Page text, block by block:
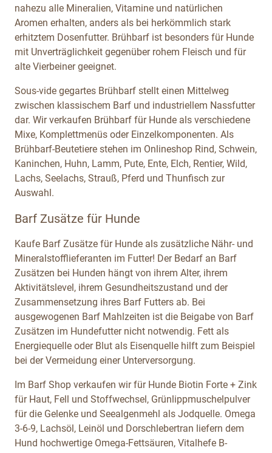
nahezu alle Mineralien, Vitamine und natürlichen
Aromen erhalten, anders als bei herkömmlich stark
erhitztem Dosenfutter. Brühbarf ist besonders für Hunde
mit Unverträglichkeit gegenüber rohem Fleisch und für
alte Vierbeiner geeignet.
Sous-vide gegartes Brühbarf stellt einen Mittelweg
zwischen klassischem Barf und industriellem Nassfutter
dar. Wir verkaufen Brühbarf für Hunde als verschiedene
Mixe, Komplettmenüs oder Einzelkomponenten. Als
Brühbarf-Beutetiere stehen im Onlineshop Rind, Schwein,
Kaninchen, Huhn, Lamm, Pute, Ente, Elch, Rentier, Wild,
Lachs, Seelachs, Strauß, Pferd und Thunfisch zur
Auswahl.
Barf Zusätze für Hunde
Kaufe Barf Zusätze für Hunde als zusätzliche Nähr- und
Mineralstofflieferanten im Futter! Der Bedarf an Barf
Zusätzen bei Hunden hängt von ihrem Alter, ihrem
Aktivitätslevel, ihrem Gesundheitszustand und der
Zusammensetzung ihres Barf Futters ab. Bei
ausgewogenen Barf Mahlzeiten ist die Beigabe von Barf
Zusätzen im Hundefutter nicht notwendig. Fett als
Energiequelle oder Blut als Eisenquelle hilft zum Beispiel
bei der Vermeidung einer Unterversorgung.
Im Barf Shop verkaufen wir für Hunde Biotin Forte + Zink
für Haut, Fell und Stoffwechsel, Grünlippmuschelpulver
für die Gelenke und Seealgenmehl als Jodquelle. Omega
3-6-9, Lachsöl, Leinöl und Dorschlebertran liefern dem
Hund hochwertige Omega-Fettsäuren, Vitalhefe B-